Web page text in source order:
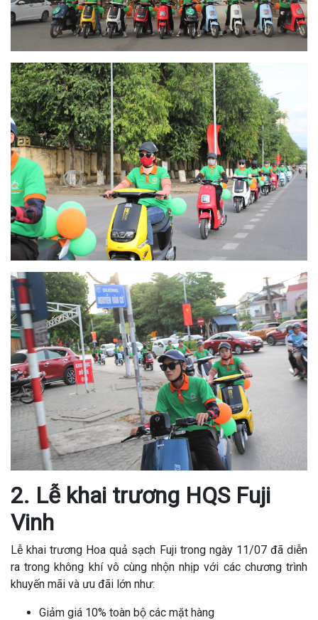
2. Lễ khai trương HQS Fuji
Vinh
Lễ khai trương Hoa quả sạch Fuji trong ngày 11/07 đã diễn
ra trong không khí vô cùng nhộn nhịp với các chương trình
khuyến mãi và ưu đãi lớn như:
Giảm giá 10% toàn bộ các mặt hàng